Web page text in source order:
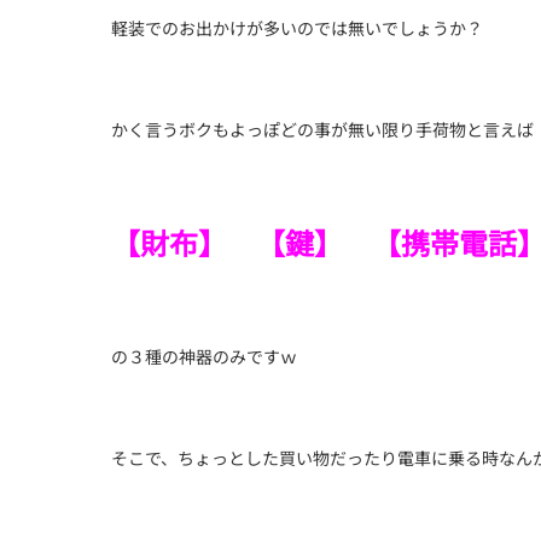
軽装でのお出かけが多いのでは無いでしょうか？
かく言うボクもよっぽどの事が無い限り手荷物と言えば
【財布】 【鍵】 【携帯電話
の３種の神器のみですｗ
そこで、ちょっとした買い物だったり電車に乗る時なん